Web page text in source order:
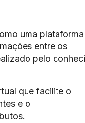
uma plataforma
entre os
pelo
que facilite o
e o